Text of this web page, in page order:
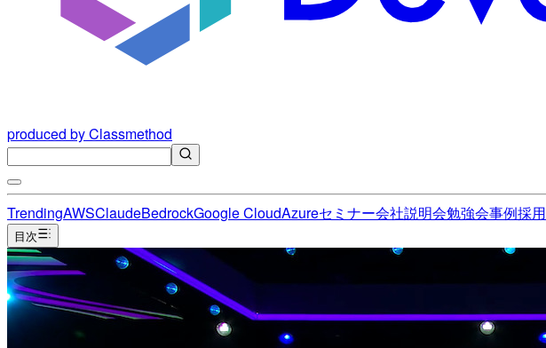
produced by Classmethod
TrendingAWSClaudeBedrockGoogle CloudAzureセミナー会社説明会勉強会事例採用
目次